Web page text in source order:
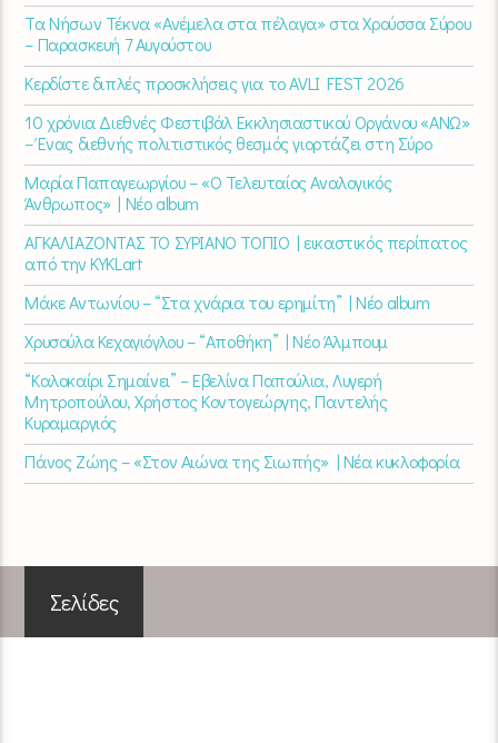
Τα Νήσων Τέκνα «Ανέμελα στα πέλαγα» στα Χρούσσα Σύρου
– Παρασκευή 7 Αυγούστου
Κερδίστε διπλές προσκλήσεις για το AVLI FEST 2026
10 χρόνια Διεθνές Φεστιβάλ Εκκλησιαστικού Οργάνου «ΑΝΩ»
– Ένας διεθνής πολιτιστικός θεσμός γιορτάζει στη Σύρο​
Μαρία Παπαγεωργίου – «Ο Τελευταίος Αναλογικός
Άνθρωπος» | Νέο album
ΑΓΚΑΛΙΑΖΟΝΤΑΣ ΤΟ ΣΥΡΙΑΝΟ ΤΟΠΙΟ | εικαστικός περίπατος
από την KYKLart
Μάκε Αντωνίου – “Στα χνάρια του ερημίτη” | Νέο album
Χρυσούλα Κεχαγιόγλου – “Αποθήκη” | Νέο Άλμπουμ
“Καλοκαίρι Σημαίνει” – Εβελίνα Παπούλια, Λυγερή
Μητροπούλου, Χρήστος Κοντογεώργης, Παντελής
Κυραμαργιός
Πάνος Ζώης – «Στον Αιώνα της Σιωπής» | Νέα κυκλοφορία
Σελίδες